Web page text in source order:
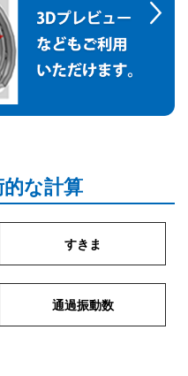
な計算
すきま
通過振動数